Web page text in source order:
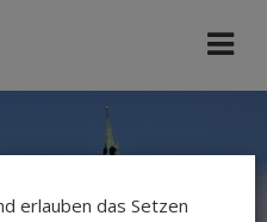
erlauben das Setzen